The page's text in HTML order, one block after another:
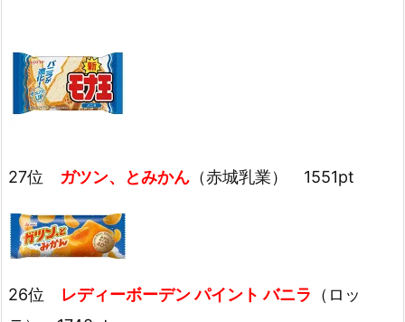
27位 ガツン、とみかん （赤城乳業） 1551pt
26位 レディーボーデン パイント バニラ （ロッ